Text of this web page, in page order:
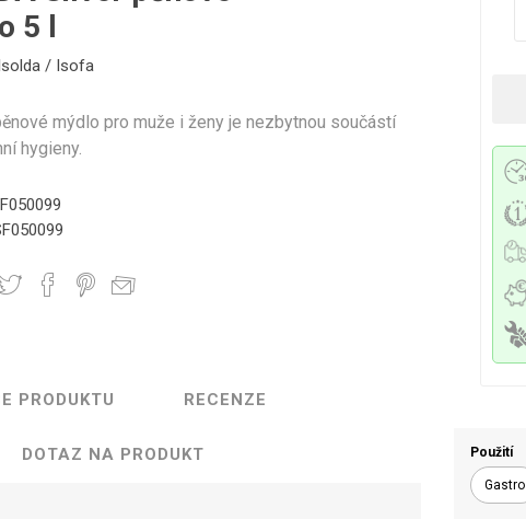
Topná tělesa a spirály
5 l
/ Isofa
mýdlo pro muže i ženy je nezbytnou součástí
hygieny.
Použití
Gastro
PRODUKTU RECENZE
DOTAZ NA PRODUKT